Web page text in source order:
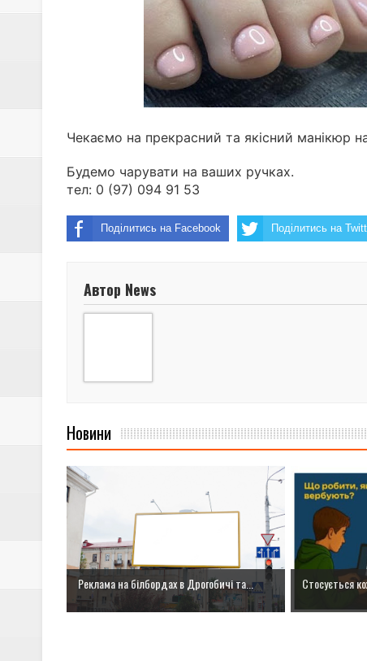
ТзОВ "АКВА-ЕКО" запрошує на
Долучайся до команди ЦСО
ПрАТ "Дрогобицький
Чекаємо на прекрасний та якісний манікюр
Будемо чарувати на ваших ручках.
тел: 0 (97) 094 91 53
Поділитись на Facebook Поділитись на
Автор News
Новини
Реклама на білбордах в Дрогобичі та... Стосується